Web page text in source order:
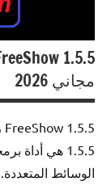
مجاني 2026
1.5.5 هي
الوسائط